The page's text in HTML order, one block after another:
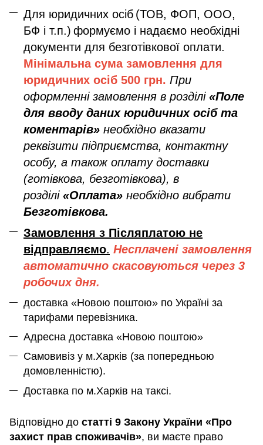
Для юридичних осіб (ТОВ, ФОП, ООО,
БФ і т.п.) формуємо і надаємо необхідні
документи для безготівкової оплати.
Мінімальна сума замовлення для
юридичних осіб 500 грн. При
оформленні замовлення в розділі «Поле
для вводу даних юридичних осіб та
коментарів» необхідно вказати
реквізити підприємства, контактну
особу, а також оплату доставки
(готівкова, безготівкова), в
розділі «Оплата» необхідно вибрати
Безготівкова.
Замовлення з Післяплатою не
відправляємо. Несплачені замовлення
автоматично скасовуються через 3
робочих дня.
доставка «Новою поштою» по Україні за
тарифами перевізника.
Адресна доставка «Новою поштою»
Самовивіз у м.Харків (за попередньою
домовленністю).
Доставка по м.Харків на таксі.
Відповідно до статті 9 Закону України «Про
захист прав споживачів», ви маєте право